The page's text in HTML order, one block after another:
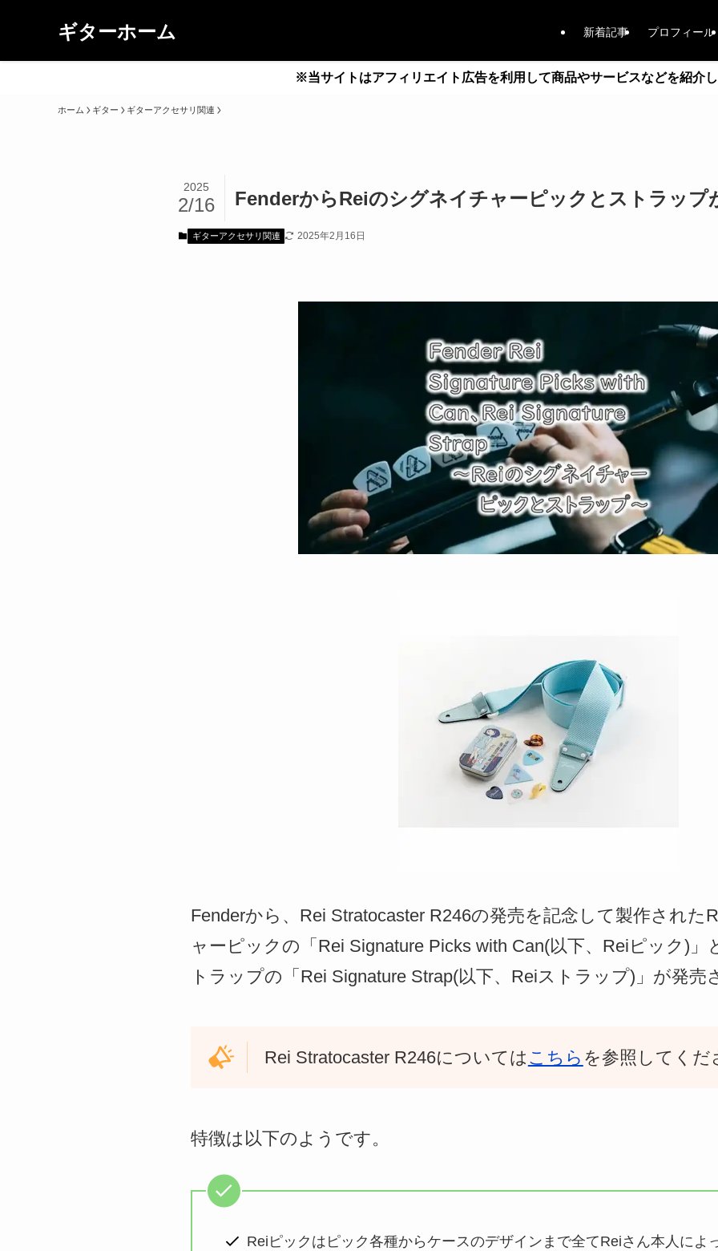
ギターホーム 新着記事 プロフィール
※当サイトはアフィリエイト広告を利用して商品やサービスなどを紹介し
ホーム ギター ギターアクセサリ関連
FenderからReiのシグネイチャーピックとストラップ
2025
2/16
ギターアクセサリ関連 2025年2月16日
Fenderから、Rei Stratocaster R246の発売を記念して製作された
ャーピックの「Rei Signature Picks with Can(以下、Reiピック)」
トラップの「Rei Signature Strap(以下、Reiストラップ)」が発売
Rei Stratocaster R246については こちら を参照してくだ
特徴は以下のようです。
Reiピックはピック各種からケースのデザインまで全てReiさん本人によ